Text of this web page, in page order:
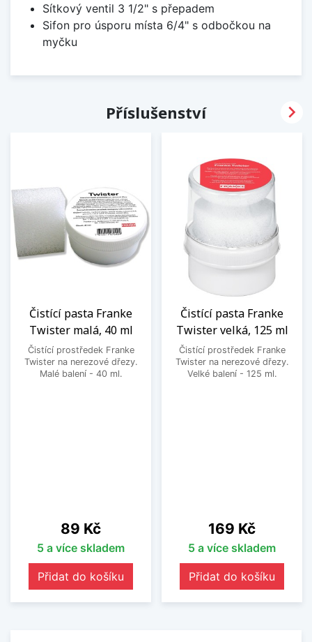
Sítkový ventil 3 1/2" s přepadem
Sifon pro úsporu místa 6/4" s odbočkou na
myčku
Příslušenství
Čistící pasta Franke
Twister malá, 40 ml
Čistící prostředek Franke
Twister na nerezové dřezy.
Malé balení - 40 ml.
Cena
89 Kč
5 a více skladem
Přidat do košíku
Čistící pasta Franke
Twister velká, 125 ml
Čistící prostředek Franke
Twister na nerezové dřezy.
Velké balení - 125 ml.
Cena
169 Kč
5 a více skladem
Přidat do košíku
